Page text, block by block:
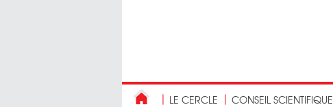
LE CERCLE CONSEIL SCIENTIFIQUE